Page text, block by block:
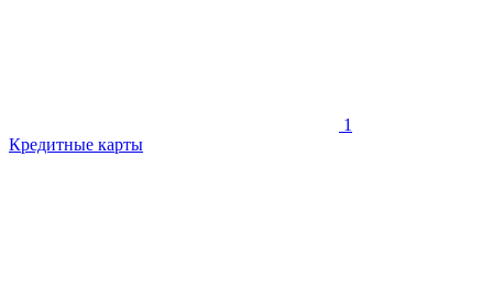
1
Кредитные карты